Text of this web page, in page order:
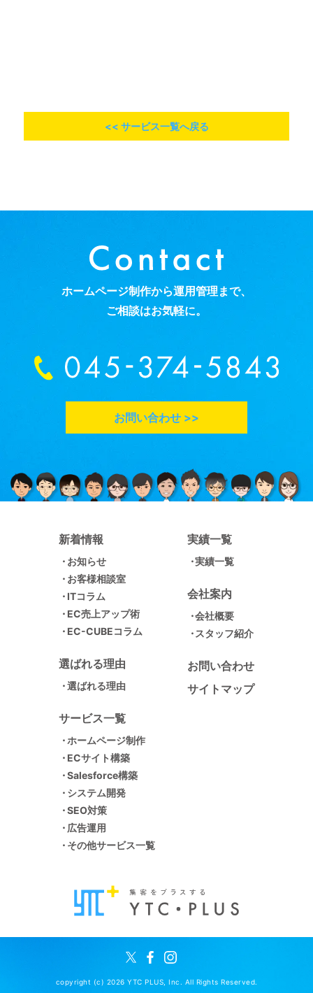
<< サービス一覧へ戻る
ホームページ制作から運用管理まで、
ご相談はお気軽に。
お問い合わせ >>
新着情報
お知らせ
お客様相談室
ITコラム
EC売上アップ術
EC-CUBEコラム
選ばれる理由
選ばれる理由
サービス一覧
ホームページ制作
ECサイト構築
Salesforce構築
システム開発
SEO対策
広告運用
その他サービス一覧
実績一覧
実績一覧
会社案内
会社概要
スタッフ紹介
お問い合わせ
サイトマップ
copyright (c) 2026 YTC PLUS, Inc. All Rights Reserved.